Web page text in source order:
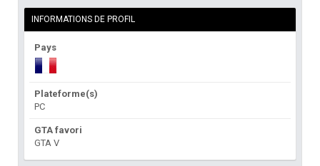
INFORMATIONS DE PROFIL
Pays
Plateforme(s)
PC
GTA favori
GTA V